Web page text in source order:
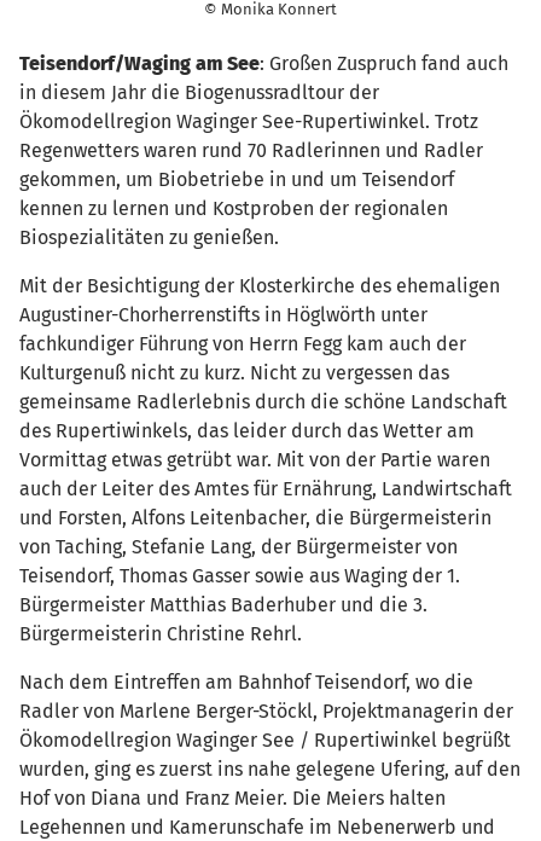
© Monika Konnert
Teisendorf/Waging am See: Großen Zuspruch fand auch
in diesem Jahr die Biogenussradltour der
Ökomodellregion Waginger See-Rupertiwinkel. Trotz
Regenwetters waren rund 70 Radlerinnen und Radler
gekommen, um Biobetriebe in und um Teisendorf
kennen zu lernen und Kostproben der regionalen
Biospezialitäten zu genießen.
Mit der Besichtigung der Klosterkirche des ehemaligen
Augustiner-Chorherrenstifts in Höglwörth unter
fachkundiger Führung von Herrn Fegg kam auch der
Kulturgenuß nicht zu kurz. Nicht zu vergessen das
gemeinsame Radlerlebnis durch die schöne Landschaft
des Rupertiwinkels, das leider durch das Wetter am
Vormittag etwas getrübt war. Mit von der Partie waren
auch der Leiter des Amtes für Ernährung, Landwirtschaft
und Forsten, Alfons Leitenbacher, die Bürgermeisterin
von Taching, Stefanie Lang, der Bürgermeister von
Teisendorf, Thomas Gasser sowie aus Waging der 1.
Bürgermeister Matthias Baderhuber und die 3.
Bürgermeisterin Christine Rehrl.
Nach dem Eintreffen am Bahnhof Teisendorf, wo die
Radler von Marlene Berger-Stöckl, Projektmanagerin der
Ökomodellregion Waginger See / Rupertiwinkel begrüßt
wurden, ging es zuerst ins nahe gelegene Ufering, auf den
Hof von Diana und Franz Meier. Die Meiers halten
Legehennen und Kamerunschafe im Nebenerwerb und